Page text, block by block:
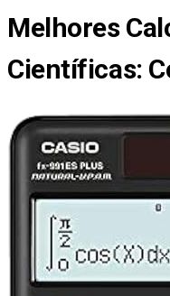
Melhores
Científicas: